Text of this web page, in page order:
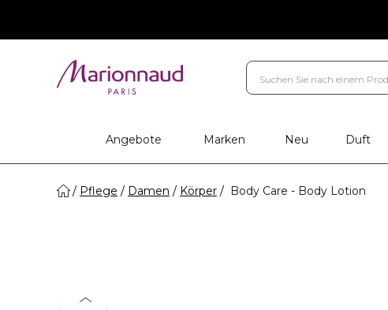
Angebote Marken Neu Duft
Pflege Damen Körper Body Care - Body Lotion